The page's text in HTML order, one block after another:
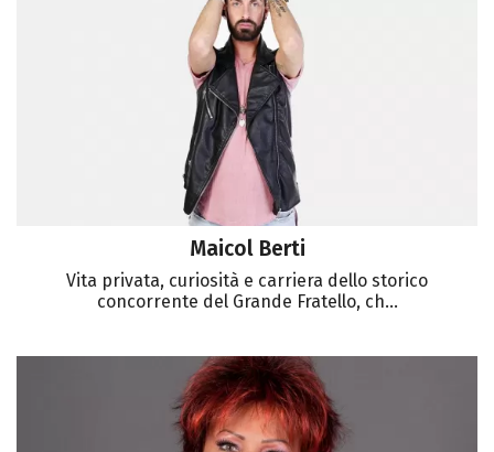
Maicol Berti
Vita privata, curiosità e carriera dello storico
concorrente del Grande Fratello, ch...